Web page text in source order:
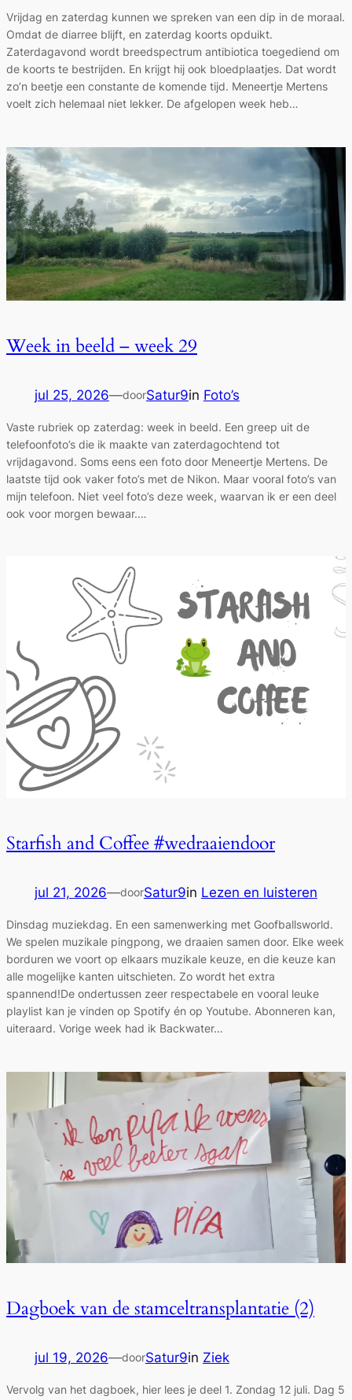
Vrijdag en zaterdag kunnen we spreken van een dip in de moraal.
Omdat de diarree blijft, en zaterdag koorts opduikt.
Zaterdagavond wordt breedspectrum antibiotica toegediend om
de koorts te bestrijden. En krijgt hij ook bloedplaatjes. Dat wordt
zo’n beetje een constante de komende tijd. Meneertje Mertens
voelt zich helemaal niet lekker. De afgelopen week heb…
Week in beeld – week 29
jul 25, 2026—doorSatur9in Foto’s
Vaste rubriek op zaterdag: week in beeld. Een greep uit de
telefoonfoto’s die ik maakte van zaterdagochtend tot
vrijdagavond. Soms eens een foto door Meneertje Mertens. De
laatste tijd ook vaker foto’s met de Nikon. Maar vooral foto’s van
mijn telefoon. Niet veel foto’s deze week, waarvan ik er een deel
ook voor morgen bewaar.…
Starfish and Coffee #wedraaiendoor
jul 21, 2026—doorSatur9in Lezen en luisteren
Dinsdag muziekdag. En een samenwerking met Goofballsworld.
We spelen muzikale pingpong, we draaien samen door. Elke week
borduren we voort op elkaars muzikale keuze, en die keuze kan
alle mogelijke kanten uitschieten. Zo wordt het extra
spannend!De ondertussen zeer respectabele en vooral leuke
playlist kan je vinden op Spotify én op Youtube. Abonneren kan,
uiteraard. Vorige week had ik Backwater…
Dagboek van de stamceltransplantatie (2)
jul 19, 2026—doorSatur9in Ziek
Vervolg van het dagboek, hier lees je deel 1. Zondag 12 juli. Dag 5